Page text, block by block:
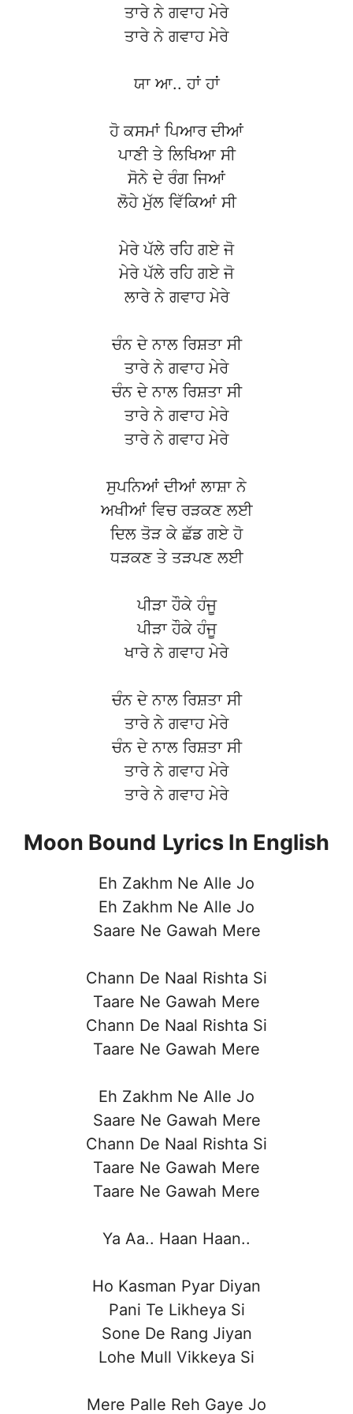
ਤਾਰੇ ਨੇ ਗਵਾਹ ਮੇਰੇ
ਤਾਰੇ ਨੇ ਗਵਾਹ ਮੇਰੇ
ਯਾ ਆ.. ਹਾਂ ਹਾਂ
ਹੋ ਕਸਮਾਂ ਪਿਆਰ ਦੀਆਂ
ਪਾਣੀ ਤੇ ਲਿਖਿਆ ਸੀ
ਸੋਨੇ ਦੇ ਰੰਗ ਜਿਆਂ
ਲੋਹੇ ਮੁੱਲ ਵਿੱਕਿਆਂ ਸੀ
ਮੇਰੇ ਪੱਲੇ ਰਹਿ ਗਏ ਜੋ
ਮੇਰੇ ਪੱਲੇ ਰਹਿ ਗਏ ਜੋ
ਲਾਰੇ ਨੇ ਗਵਾਹ ਮੇਰੇ
ਚੰਨ ਦੇ ਨਾਲ ਰਿਸ਼ਤਾ ਸੀ
ਤਾਰੇ ਨੇ ਗਵਾਹ ਮੇਰੇ
ਚੰਨ ਦੇ ਨਾਲ ਰਿਸ਼ਤਾ ਸੀ
ਤਾਰੇ ਨੇ ਗਵਾਹ ਮੇਰੇ
ਤਾਰੇ ਨੇ ਗਵਾਹ ਮੇਰੇ
ਸੁਪਨਿਆਂ ਦੀਆਂ ਲਾਸ਼ਾ ਨੇ
ਅਖੀਆਂ ਵਿਚ ਰੜਕਣ ਲਈ
ਦਿਲ ਤੋੜ ਕੇ ਛੱਡ ਗਏ ਹੋ
ਧੜਕਣ ਤੇ ਤੜਪਣ ਲਈ
ਪੀੜਾ ਹੌਕੇ ਹੰਜੂ
ਪੀੜਾ ਹੌਕੇ ਹੰਜੂ
ਖਾਰੇ ਨੇ ਗਵਾਹ ਮੇਰੇ
ਚੰਨ ਦੇ ਨਾਲ ਰਿਸ਼ਤਾ ਸੀ
ਤਾਰੇ ਨੇ ਗਵਾਹ ਮੇਰੇ
ਚੰਨ ਦੇ ਨਾਲ ਰਿਸ਼ਤਾ ਸੀ
ਤਾਰੇ ਨੇ ਗਵਾਹ ਮੇਰੇ
ਤਾਰੇ ਨੇ ਗਵਾਹ ਮੇਰੇ
Moon Bound Lyrics In English
Eh Zakhm Ne Alle Jo
Eh Zakhm Ne Alle Jo
Saare Ne Gawah Mere
Chann De Naal Rishta Si
Taare Ne Gawah Mere
Chann De Naal Rishta Si
Taare Ne Gawah Mere
Eh Zakhm Ne Alle Jo
Saare Ne Gawah Mere
Chann De Naal Rishta Si
Taare Ne Gawah Mere
Taare Ne Gawah Mere
Ya Aa.. Haan Haan..
Ho Kasman Pyar Diyan
Pani Te Likheya Si
Sone De Rang Jiyan
Lohe Mull Vikkeya Si
Mere Palle Reh Gaye Jo